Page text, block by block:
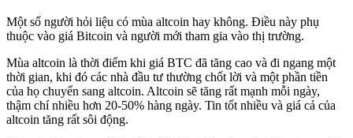
Một số người hỏi liệu có mùa altcoin hay không. Điều này phụ
thuộc vào giá Bitcoin và người mới tham gia vào thị trường.
Mùa altcoin là thời điểm khi giá BTC đã tăng cao và đi ngang một
thời gian, khi đó các nhà đầu tư thường chốt lời và một phần tiền
của họ chuyển sang altcoin. Altcoin sẽ tăng rất mạnh mỗi ngày,
thậm chí nhiều hơn 20-50% hàng ngày. Tin tốt nhiều và giá cả của
altcoin tăng rất sôi động.